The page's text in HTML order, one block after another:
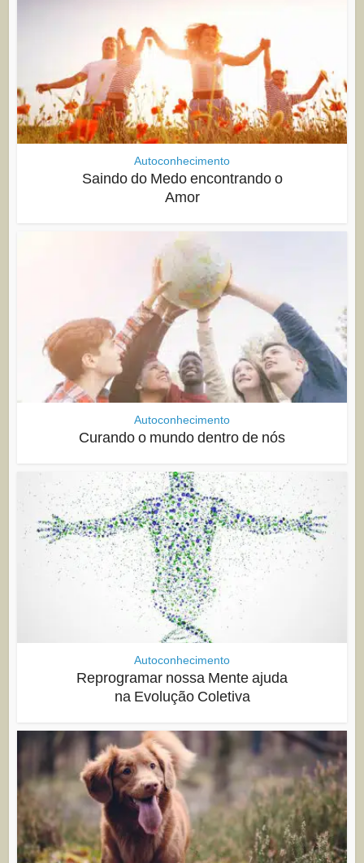
Autoconhecimento
Saindo do Medo encontrando o
Amor
Autoconhecimento
Curando o mundo dentro de nós
Autoconhecimento
Reprogramar nossa Mente ajuda
na Evolução Coletiva